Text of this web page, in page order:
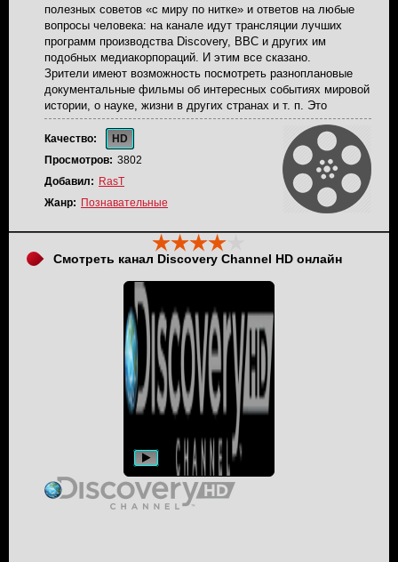
полезных советов «с миру по нитке» и ответов на любые
вопросы человека: на канале идут трансляции лучших
программ производства Discovery, BBC и других им
подобных медиакорпораций. И этим все сказано.
Зрители имеют возможность посмотреть разноплановые
документальные фильмы об интересных событиях мировой
истории, о науке, жизни в других странах и т. п. Это
познавательно и очень полезно для увеличения копилки
собственных знаний.
24 Техно работает круглосуточно. Его создатели
позиционируют канал как отличную альтернативу Discovery
Science.
Качество:
HD
Просмотров: 3802
Добавил: RasT
Жанр: Познавательные
Смотреть канал Discovery Channel HD онлайн